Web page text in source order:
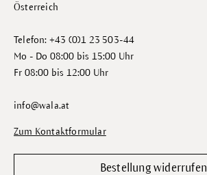
Österreich
Telefon: +43 (0)1 23 503-44
Mo - Do 08:00 bis 15:00 Uhr
Fr 08:00 bis 12:00 Uhr
info@wala.at
Zum Kontaktformular
Bestellung widerrufen